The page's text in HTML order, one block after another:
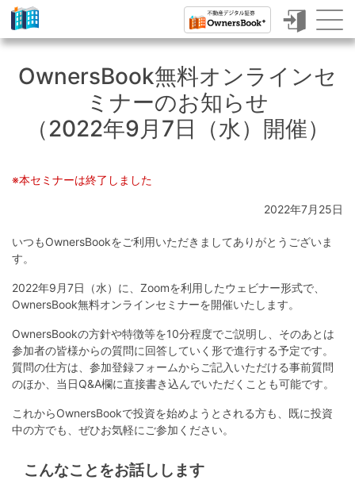
ク
ラ
ァ
ィ
ン
グ
で
不
動
産
投
資
OwnersBook無料オンラインセ
ミナーのお知らせ
（2022年9月7日（水）開催）
※本セミナーは終了しました
2022年7月25日
いつもOwnersBookをご利用いただきましてありがとうございま
す。
2022年9月7日（水）に、Zoomを利用したウェビナー形式で、
OwnersBook無料オンラインセミナーを開催いたします。
OwnersBookの方針や特徴等を10分程度でご説明し、そのあとは
参加者の皆様からの質問に回答していく形で進行する予定です。
質問の仕方は、参加登録フォームからご記入いただける事前質問
のほか、当日Q&A欄に直接書き込んでいただくことも可能です。
これからOwnersBookで投資を始めようとされる方も、既に投資
中の方でも、ぜひお気軽にご参加ください。
こんなことをお話しします